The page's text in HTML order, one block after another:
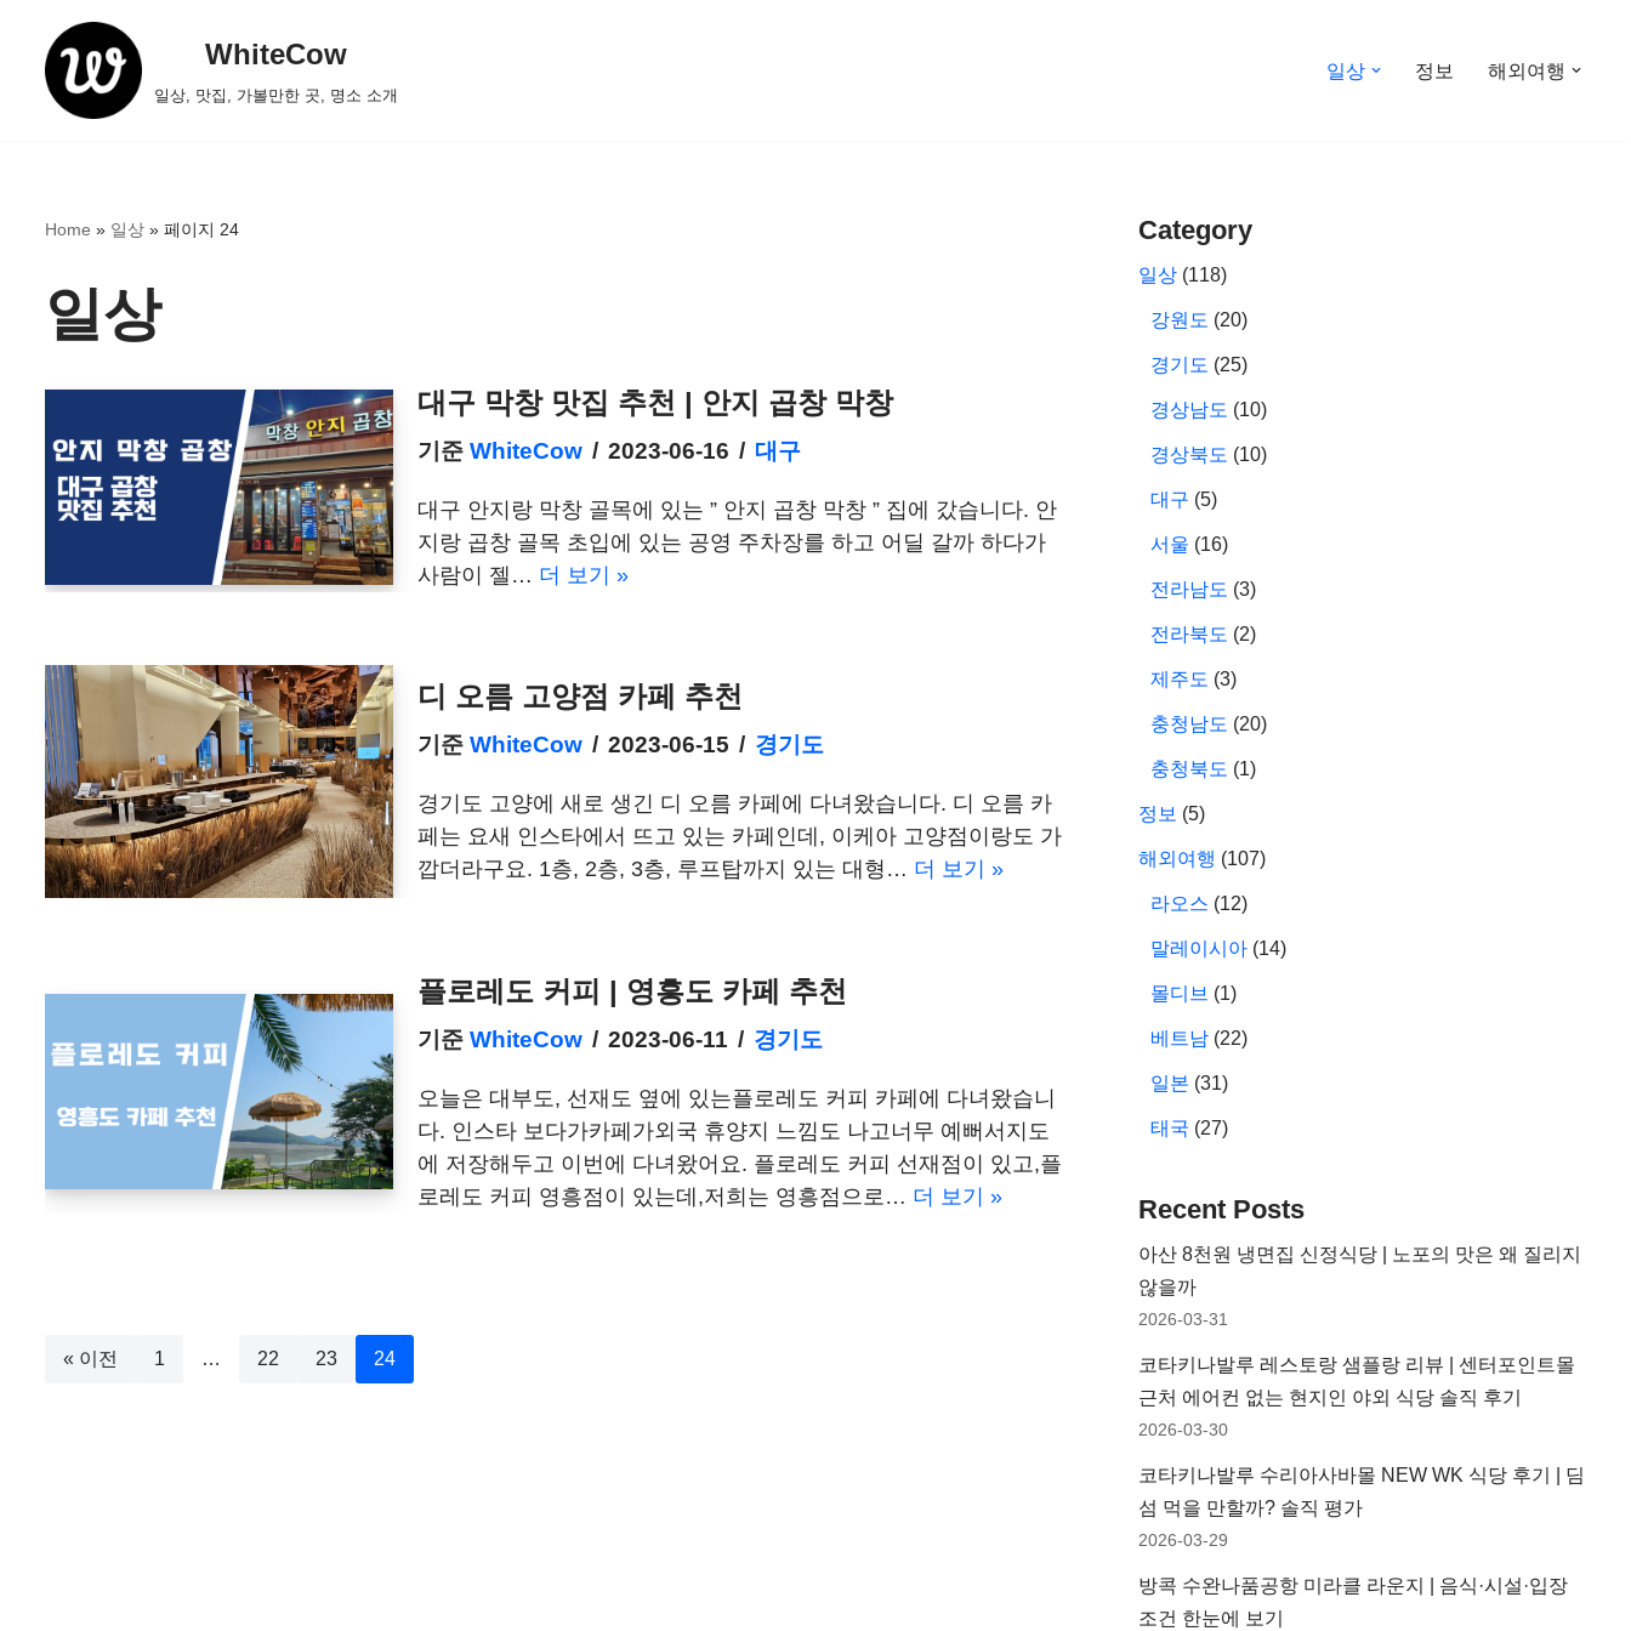
WhiteCow
일상, 맛집, 가볼만한 곳, 명소 소개
일상 정보 해외여행
Home » 일상 » 페이지 24
일상
대구 막창 맛집 추천 | 안지 곱창 막창
기준WhiteCow 2023-06-16 대구
대구 안지랑 막창 골목에 있는 ” 안지 곱창 막창 ” 집에 갔습니다. 안
지랑 곱창 골목 초입에 있는 공영 주차장를 하고 어딜 갈까 하다가
사람이 젤… 더 보기 »
디 오름 고양점 카페 추천
기준WhiteCow 2023-06-15 경기도
경기도 고양에 새로 생긴 디 오름 카페에 다녀왔습니다. 디 오름 카
페는 요새 인스타에서 뜨고 있는 카페인데, 이케아 고양점이랑도 가
깝더라구요. 1층, 2층, 3층, 루프탑까지 있는 대형… 더 보기 »
플로레도 커피 | 영흥도 카페 추천
기준WhiteCow 2023-06-11 경기도
오늘은 대부도, 선재도 옆에 있는플로레도 커피 카페에 다녀왔습니
다. 인스타 보다가카페가외국 휴양지 느낌도 나고너무 예뻐서지도
에 저장해두고 이번에 다녀왔어요. 플로레도 커피 선재점이 있고,플
로레도 커피 영흥점이 있는데,저희는 영흥점으로… 더 보기 »
« 이전 1 … 22 23 24
Category
일상 (118)
강원도 (20)
경기도 (25)
경상남도 (10)
경상북도 (10)
대구 (5)
서울 (16)
전라남도 (3)
전라북도 (2)
제주도 (3)
충청남도 (20)
충청북도 (1)
정보 (5)
해외여행 (107)
라오스 (12)
말레이시아 (14)
몰디브 (1)
베트남 (22)
일본 (31)
태국 (27)
Recent Posts
아산 8천원 냉면집 신정식당 | 노포의 맛은 왜 질리지
않을까
2026-03-31
코타키나발루 레스토랑 샘플랑 리뷰 | 센터포인트몰
근처 에어컨 없는 현지인 야외 식당 솔직 후기
2026-03-30
코타키나발루 수리아사바몰 NEW WK 식당 후기 | 딤
섬 먹을 만할까? 솔직 평가
2026-03-29
방콕 수완나품공항 미라클 라운지 | 음식·시설·입장
조건 한눈에 보기